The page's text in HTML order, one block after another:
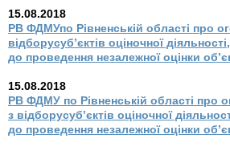
15.08.2018
РВ ФДМУпо Рівненській області про
відборусуб’єктів оціночної
до проведення незалежної оцінки
15.08.2018
РВ ФДМУ по Рівненській області про
з відборусуб’єктів оціночної
до проведення незалежної оцінки